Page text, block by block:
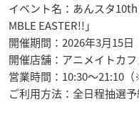
イベント名：あんスタ
MBLE EASTER!!」
開催期間：2026年3月15日
開催店舗：アニメイトカ
営業時間：10:30〜21:10（
ご利用方法：全日程抽選予